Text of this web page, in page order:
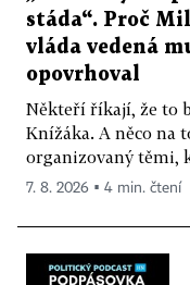
stáda“. Proč
vláda vedená
opovrhoval
Někteří říkají, že to
Knížáka. A něco na
organizovaný těmi,
7. 8. 2026 ▪ 4 min. čtení